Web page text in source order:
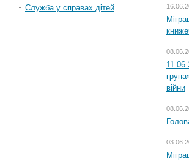
Служба у справах дітей
війни